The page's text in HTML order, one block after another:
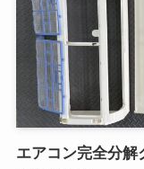
エアコン完全分解